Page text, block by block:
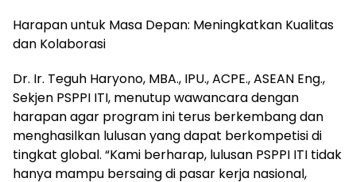
Harapan untuk Masa Depan: Meningkatkan Kualitas
dan Kolaborasi
Dr. Ir. Teguh Haryono, MBA., IPU., ACPE., ASEAN Eng.,
Sekjen PSPPI ITI, menutup wawancara dengan
harapan agar program ini terus berkembang dan
menghasilkan lulusan yang dapat berkompetisi di
tingkat global. “Kami berharap, lulusan PSPPI ITI tidak
hanya mampu bersaing di pasar kerja nasional,